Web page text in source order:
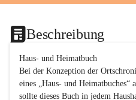
Beschreibung
Haus- und Heimatbuch
Bei der Konzeption der
eines „Haus- und Heimatbuches“
sollte dieses Buch in jedem